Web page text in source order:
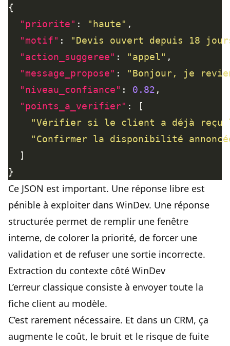
"priorite" : "haute"
"motif" :
"Devis ouvert depuis 18
"action_suggeree" : "appel"
"message_propose" :
"Bonjour, je
"niveau_confiance" : 0.82
"points_a_verifier"
"Vérifier si le client a déjà reçu
"Confirmer la disponibilité
Ce JSON est important. Une réponse libre est
pénible à exploiter dans WinDev. Une réponse
structurée permet de remplir une fenêtre
interne, de colorer la priorité, de forcer une
validation et de refuser une sortie incorrecte.
Extraction du contexte côté WinDev
L’erreur classique consiste à envoyer toute la
fiche client au modèle.
C’est rarement nécessaire. Et dans un CRM, ça
augmente le coût, le bruit et le risque de fuite